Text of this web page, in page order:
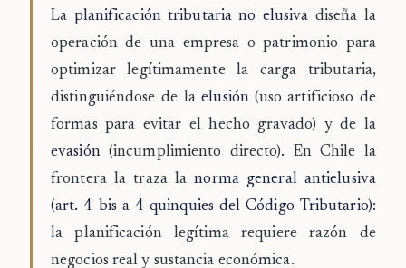
La planificación tributaria no elusiva diseña la
operación de una empresa o patrimonio para
optimizar legítimamente la carga tributaria,
distinguiéndose de laelusión(uso artificioso de
formas para evitar el hecho gravado) y de la
evasión(incumplimiento directo). En Chile la
frontera la traza lanorma general antielusiva
(art. 4 bis a 4 quinquies del Código Tributario):
la planificación legítima requiere razón de
negocios real y sustancia económica.